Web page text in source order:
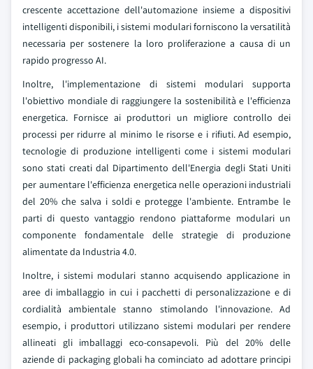
crescente accettazione dell'automazione insieme a dispositivi
intelligenti disponibili, i sistemi modulari forniscono la versatilità
necessaria per sostenere la loro proliferazione a causa di un
rapido progresso AI.
Inoltre, l'implementazione di sistemi modulari supporta
l'obiettivo mondiale di raggiungere la sostenibilità e l'efficienza
energetica. Fornisce ai produttori un migliore controllo dei
processi per ridurre al minimo le risorse e i rifiuti. Ad esempio,
tecnologie di produzione intelligenti come i sistemi modulari
sono stati creati dal Dipartimento dell'Energia degli Stati Uniti
per aumentare l'efficienza energetica nelle operazioni industriali
del 20% che salva i soldi e protegge l'ambiente. Entrambe le
parti di questo vantaggio rendono piattaforme modulari un
componente fondamentale delle strategie di produzione
alimentate da Industria 4.0.
Inoltre, i sistemi modulari stanno acquisendo applicazione in
aree di imballaggio in cui i pacchetti di personalizzazione e di
cordialità ambientale stanno stimolando l'innovazione. Ad
esempio, i produttori utilizzano sistemi modulari per rendere
allineati gli imballaggi eco-consapevoli. Più del 20% delle
aziende di packaging globali ha cominciato ad adottare principi